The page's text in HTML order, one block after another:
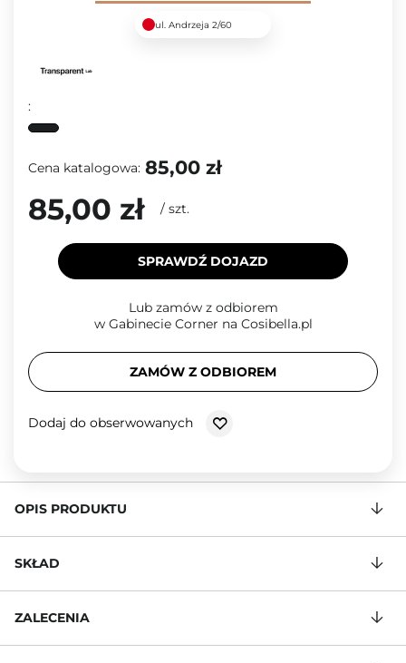
ul. Andrzeja 2/60
:
Cena katalogowa: 85,00 zł
85,00 zł / szt.
SPRAWDŹ DOJAZD
Lub zamów z odbiorem
w Gabinecie Corner na Cosibella.pl
ZAMÓW Z ODBIOREM
Dodaj do obserwowanych
OPIS PRODUKTU
SKŁAD
ZALECENIA